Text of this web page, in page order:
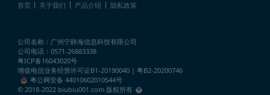
首页 关于我们 产品介绍 隐私政策
公司名称：广州宁静海信息科技有限公司
公司电话：0571-26883338
粤ICP备16043020号
增值电信业务经营许可证B1-20190040 | 粤B2-20200746
粤公网安备 44010602010544号
© 2018-2022 biubiu001.com 版权所有